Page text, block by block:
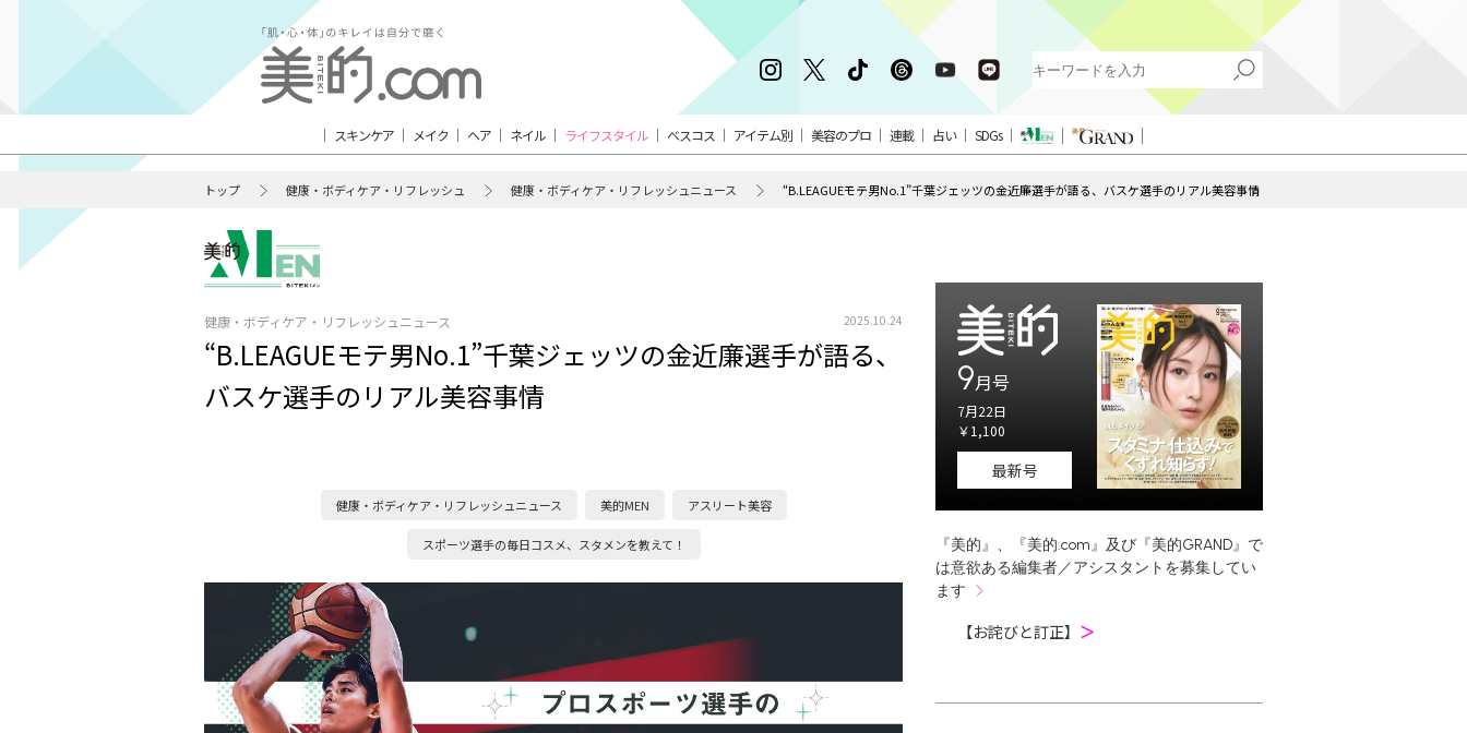
スキンケア メイク ヘア ネイル ライフスタイル ベスコス アイテム別 美容のプロ 連載 占い SDGs
トップ 健康・ボディケア・リフレッシュ 健康・ボディケア・リフレッシュニュース “B.LEAGUEモテ男No.1”千葉ジェッツの金近廉選手が語る、バスケ選手のリアル美容事情
健康・ボディケア・リフレッシュニュース 2025.10.24
“B.LEAGUEモテ男No.1”千葉ジェッツの金近廉選手が語る、
バスケ選手のリアル美容事情
健康・ボディケア・リフレッシュニュース 美的MEN アスリート美容
スポーツ選手の毎日コスメ、スタメンを教えて！
9月号
7月22日
￥1,100
最新号
『美的』、『美的.com』及び『美的GRAND』で
は意欲ある編集者／アシスタントを募集してい
ます
【お詫びと訂正】 ＞